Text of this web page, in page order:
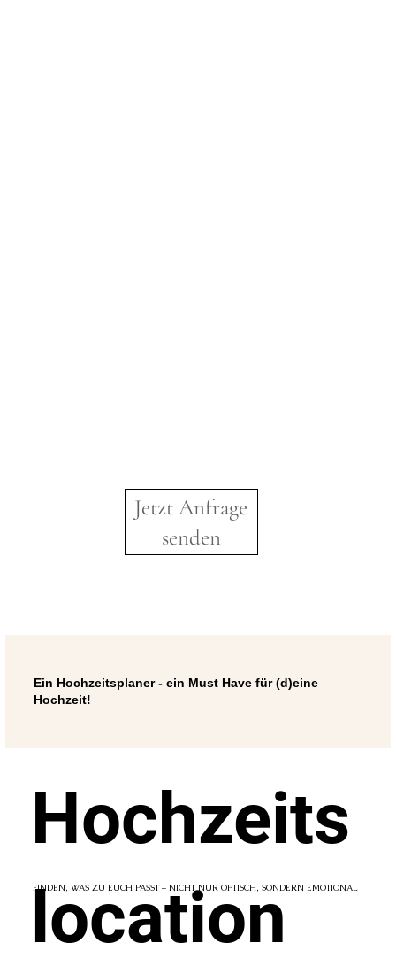
Jetzt Anfrage
senden
Ein Hochzeitsplaner - ein Must Have für (d)eine
Hochzeit!
Hochzeits
location
FINDEN, WAS ZU EUCH PASST – NICHT NUR OPTISCH, SONDERN EMOTIONAL